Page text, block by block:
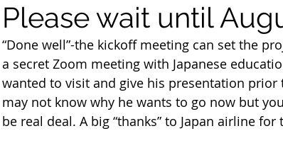
Please wait until
“Done well”-the kickoff meeting can set the
a secret Zoom meeting with Japanese
wanted to visit and give his presentation
may not know why he wants to go now but
be real deal. A big “thanks” to Japan airline